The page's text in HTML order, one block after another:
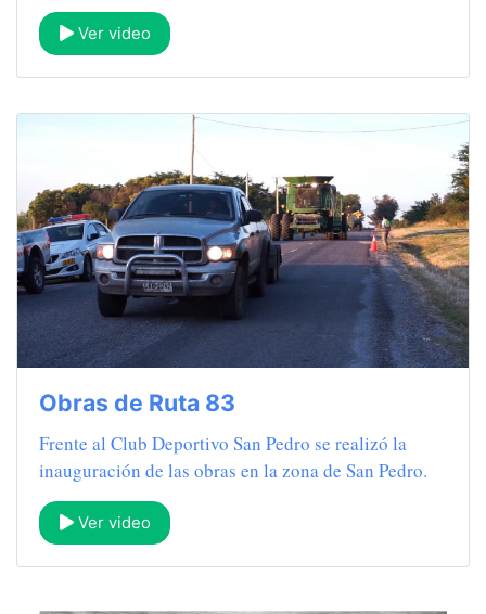
Ver video
Obras de Ruta 83
Frente al Club Deportivo San Pedro se realizó la
inauguración de las obras en la zona de San Pedro.
Ver video